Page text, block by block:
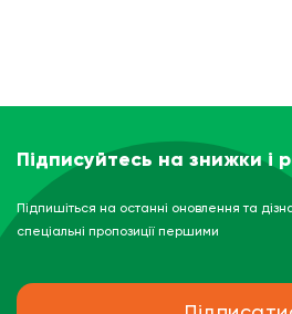
Підписуйтесь на знижки і
Підпишіться на останні оновлення та
спеціальні пропозиції першими